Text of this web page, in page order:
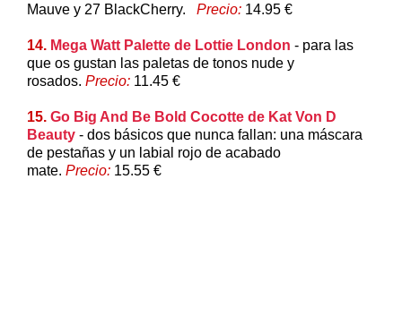
Mauve y 27 BlackCherry. Precio: 14.95 €
14. Mega Watt Palette de Lottie London - para las
que os gustan las paletas de tonos nude y
rosados. Precio: 11.45 €
15. Go Big And Be Bold Cocotte de Kat Von D
Beauty - dos básicos que nunca fallan: una máscara
de pestañas y un labial rojo de acabado
mate. Precio: 15.55 €